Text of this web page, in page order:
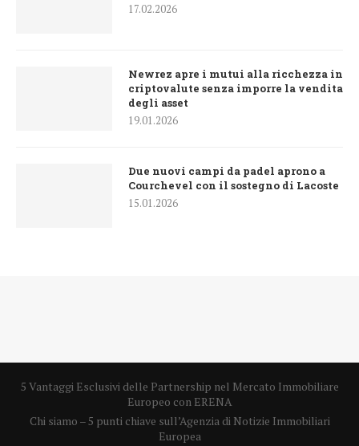
17.02.2026
Newrez apre i mutui alla ricchezza in
criptovalute senza imporre la vendita
degli asset
19.01.2026
Due nuovi campi da padel aprono a
Courchevel con il sostegno di Lacoste
15.01.2026
5 Vantaggi Esclusivi delle Partnership nel Mercato Immobiliare
Europeo con ERENA
Chi siamo – 5 punti chiave sull’Agenzia di Notizie Immobiliari
Europea